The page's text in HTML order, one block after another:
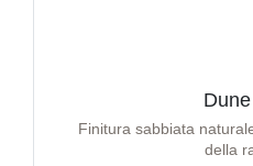
Finitura sabbiata
della